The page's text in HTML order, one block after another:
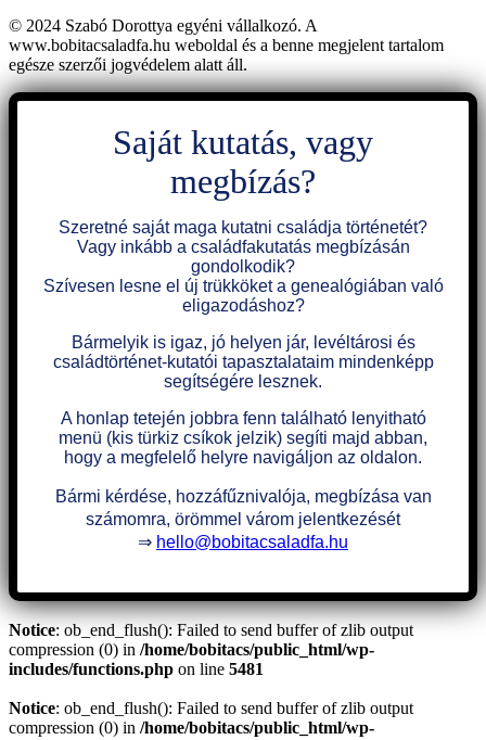
© 2024 Szabó Dorottya egyéni vállalkozó. A
www.bobitacsaladfa.hu weboldal és a benne megjelent tartalom
egésze szerzői jogvédelem alatt áll.​
Saját kutatás, vagy
megbízás?
Szeretné saját maga kutatni családja történetét?
Vagy inkább a családfakutatás megbízásán
gondolkodik?
Szívesen lesne el új trükköket a genealógiában való
eligazodáshoz?
Bármelyik is igaz, jó helyen jár, levéltárosi és
családtörténet-kutatói tapasztalataim mindenképp
segítségére lesznek.
A honlap tetején jobbra fenn található lenyitható
menü (kis türkiz csíkok jelzik) segíti majd abban,
hogy a megfelelő helyre navigáljon az oldalon.
Bármi kérdése, hozzáfűznivalója, megbízása van
számomra, örömmel várom jelentkezését
⇒ hello@bobitacsaladfa.hu
Notice: ob_end_flush(): Failed to send buffer of zlib output
compression (0) in /home/bobitacs/public_html/wp-
includes/functions.php on line 5481
Notice: ob_end_flush(): Failed to send buffer of zlib output
compression (0) in /home/bobitacs/public_html/wp-